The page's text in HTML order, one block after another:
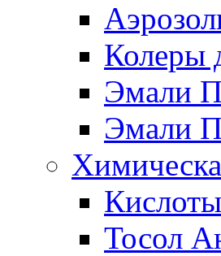
Колеры
Эмали
Эмали
Кислоты
Тосол